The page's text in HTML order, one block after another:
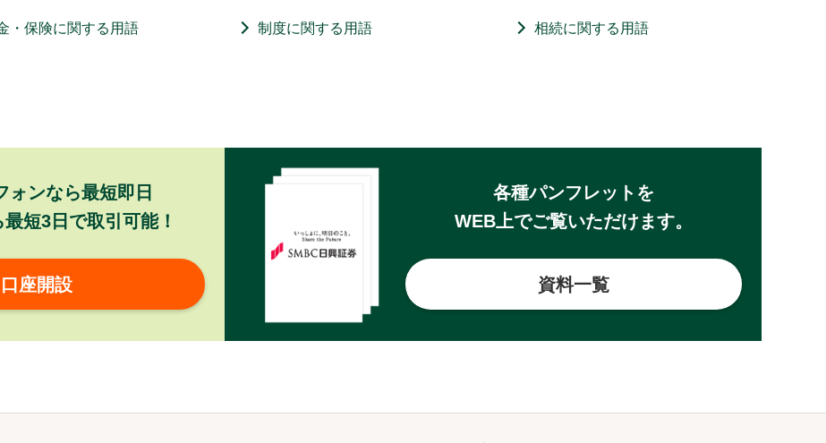
・保険に関する用語 制度に関する用語 相続に関する用語
ォンなら最短即日
短3日で取引可能！
口座開設
各種パンフレットを
WEB上でご覧いただけます。
資料一覧